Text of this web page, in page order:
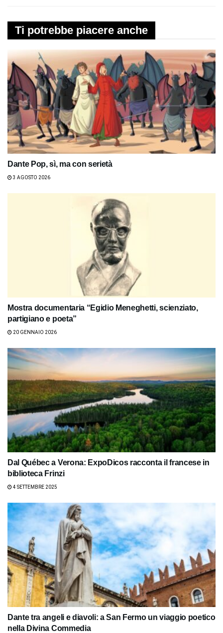
Ti potrebbe piacere anche
Dante Pop, sì, ma con serietà
3 AGOSTO 2026
Mostra documentaria “Egidio Meneghetti, scienziato,
partigiano e poeta”
20 GENNAIO 2026
Dal Québec a Verona: ExpoDicos racconta il francese in
biblioteca Frinzi
4 SETTEMBRE 2025
Dante tra angeli e diavoli: a San Fermo un viaggio poetico
nella Divina Commedia